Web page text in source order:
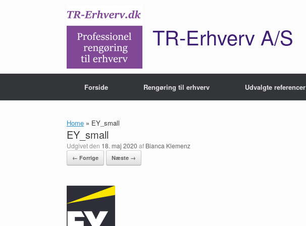
TR-Erhverv A/S
Forside Rengøring til erhverv Udvalgte referencer
Home » EY_small
EY_small
Udgivet den 18. maj 2020 af Bianca Klemenz
← Forrige Næste →